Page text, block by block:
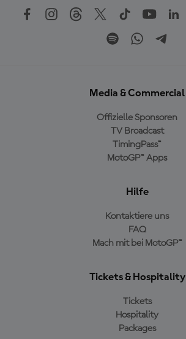
Media & Commercial
Offizielle Sponsoren
TV Broadcast
TimingPass™
MotoGP™ Apps
Hilfe
Kontaktiere uns
FAQ
Mach mit bei MotoGP™
Tickets & Hospitality
Tickets
Hospitality
Packages